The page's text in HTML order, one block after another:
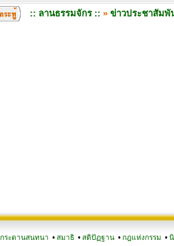
:: ลานธรรมจักร :: » ข่าวประชาสัมพั
กระดานสนทนา • สมาธิ • สติปัฏฐาน • กฎแห่งกรรม •